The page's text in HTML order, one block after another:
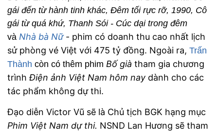
gái đến từ hành tinh khác, Đêm tối rực rỡ, 1990, Cô
gái từ quá khứ, Thanh Sói - Cúc dại trong đêm
và Nhà bà Nữ- phim có doanh thu cao nhất lịch
sử phòng vé Việt với 475 tỷ đồng. Ngoài ra, Trấn
Thành còn có thêm phim Bố già tham gia chương
trình Điện ảnh Việt Nam hôm nay dành cho các
tác phẩm không dự thi.
Đạo diễn Victor Vũ sẽ là Chủ tịch BGK hạng mục
Phim Việt Nam dự thi. NSND Lan Hương sẽ tham